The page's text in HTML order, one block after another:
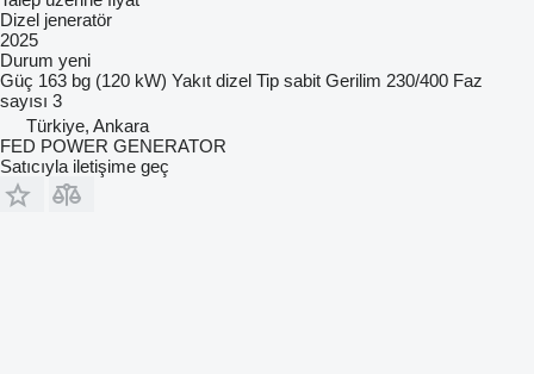
Dizel jeneratör
2025
Durum yeni
Güç 163 bg (120 kW) Yakıt dizel Tip sabit Gerilim 230/400 Faz
sayısı 3
Türkiye, Ankara
FED POWER GENERATOR
Satıcıyla iletişime geç